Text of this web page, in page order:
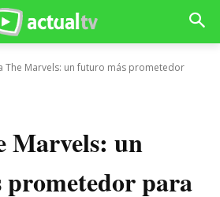
The Marvels: un futuro más prometedor
Marvels: un
para